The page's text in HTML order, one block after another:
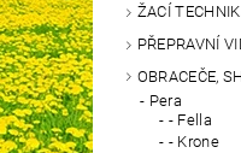
ŽACÍ
PŘEPRAVNÍ
OBRACEČE,
Pera
- Fella
- Krone